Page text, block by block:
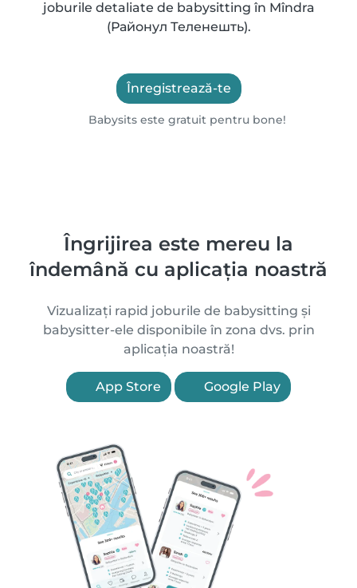
joburile detaliate de babysitting în Mîndra
(Районул Теленешть).
Înregistrează-te
Babysits este gratuit pentru bone!
Îngrijirea este mereu la
îndemână cu aplicația noastră
Vizualizați rapid joburile de babysitting și
babysitter-ele disponibile în zona dvs. prin
aplicația noastră!
App Store Google Play